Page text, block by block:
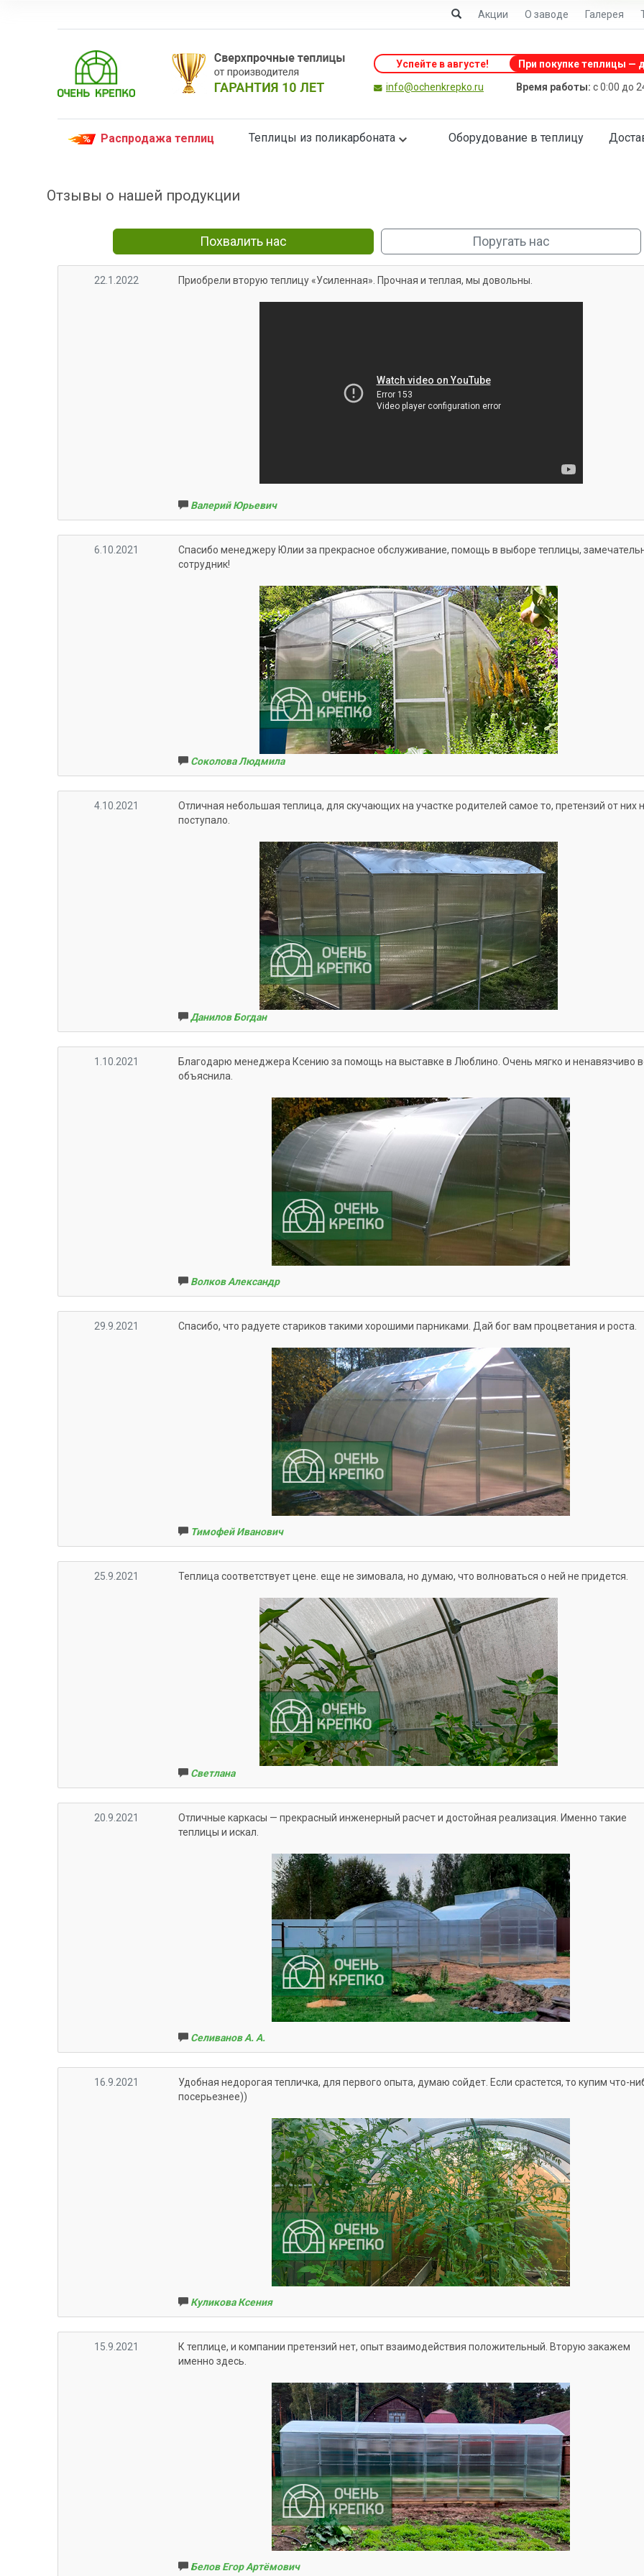
Акции О заводе Галерея
Успейте в августе! При покупке теплицы —
info@ochenkrepko.ru Время работы: с 0:00 до
Распродажа теплиц Теплицы из поликарбоната Оборудование в теплицу
Отзывы о нашей продукции
Похвалить нас Поругать нас
22.1.2022 Приобрели вторую теплицу «Усиленная». Прочная и теплая, мы довольны.
Валерий Юрьевич
6.10.2021
Спасибо менеджеру Юлии за прекрасное обслуживание, помощь в выборе теплицы,
сотрудник!
Соколова Людмила
4.10.2021
Отличная небольшая теплица, для скучающих на участке родителей самое то, претензий от них
поступало.
Данилов Богдан
1.10.2021
Благодарю менеджера Ксению за помощь на выставке в Люблино. Очень мягко и ненавязчиво
объяснила.
Волков Александр
29.9.2021 Спасибо, что радуете стариков такими хорошими парниками. Дай бог вам процветания и роста.
Тимофей Иванович
25.9.2021 Теплица соответствует цене. еще не зимовала, но думаю, что волноваться о ней не придется.
Светлана
20.9.2021
Отличные каркасы — прекрасный инженерный расчет и достойная реализация. Именно такие
теплицы и искал.
Селиванов А. А.
16.9.2021
Удобная недорогая тепличка, для первого опыта, думаю сойдет. Если срастется, то купим что-
посерьезнее))
Куликова Ксения
15.9.2021
К теплице, и компании претензий нет, опыт взаимодействия положительный. Вторую закажем
именно здесь.
Белов Егор Артёмович